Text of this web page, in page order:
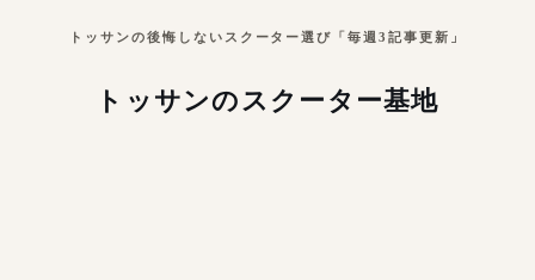
トッサンの後悔しないスクーター選び「毎週3記事更新」
トッサンのスクーター基地